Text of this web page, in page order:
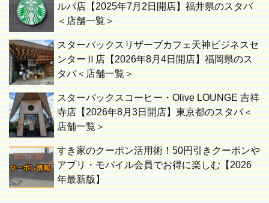
ルパ店【2025年7月2日開店】福井県のスタバ
＜店舗一覧＞
スターバックスリザーブカフェ天神ビジネスセ
ンターⅡ店【2026年8月4日開店】福岡県のス
タバ＜店舗一覧＞
スターバックスコーヒー・Olive LOUNGE 吉祥
寺店【2026年8月3日開店】東京都のスタバ＜
店舗一覧＞
すき家のクーポン活用術！50円引きクーポンや
アプリ・モバイル会員でお得に楽しむ【2026
年最新版】